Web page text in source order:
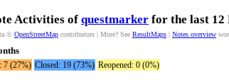
Activities of questmarker for the last 12
© OpenStreetMap contributors | More? See ResultMaps | Notes overview
7 (27%) Closed: 19 (73%) Reopened: 0 (0%)